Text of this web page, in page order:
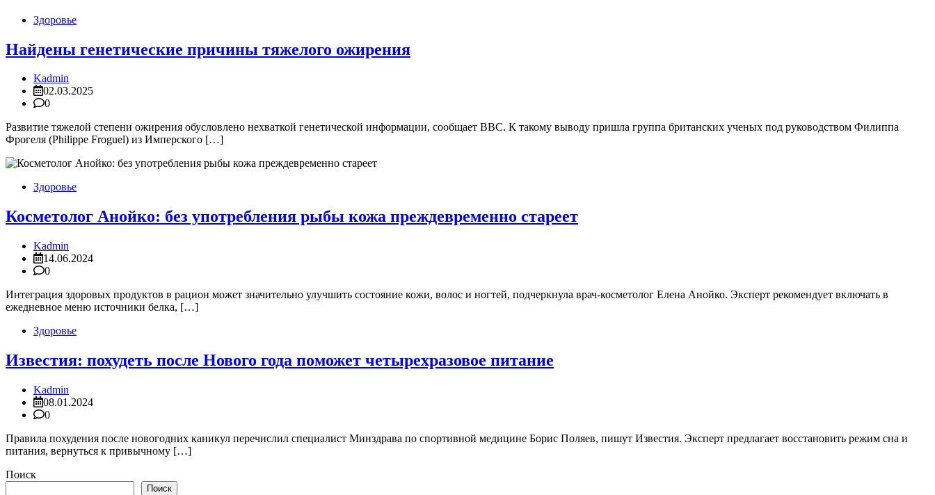
Здоровье
Найдены генетические причины тяжелого ожирения
Kadmin
02.03.2025
0
Развитие тяжелой степени ожирения обусловлено нехваткой генетической информации, сообщает ВВС. К такому выводу пришла группа британских ученых под руководством Филиппа
Фрогеля (Philippe Froguel) из Имперского […]
Здоровье
Косметолог Анойко: без употребления рыбы кожа преждевременно стареет
Kadmin
14.06.2024
0
Интеграция здоровых продуктов в рацион может значительно улучшить состояние кожи, волос и ногтей, подчеркнула врач-косметолог Елена Анойко. Эксперт рекомендует включать в
ежедневное меню источники белка, […]
Здоровье
Известия: похудеть после Нового года поможет четырехразовое питание
Kadmin
08.01.2024
0
Правила похудения после новогодних каникул перечислил специалист Минздрава по спортивной медицине Борис Поляев, пишут Известия. Эксперт предлагает восстановить режим сна и
питания, вернуться к привычному […]
Поиск
Поиск